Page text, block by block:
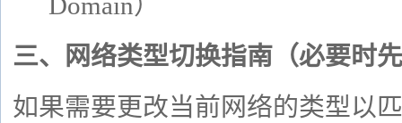
Domain）
三、网络类型切换指南（必要时
如果需要更改当前网络的类型以